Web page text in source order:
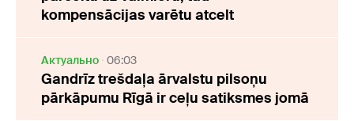
kompensācijas varētu atcelt
Актуально 06:03
Gandrīz trešdaļa ārvalstu pilsoņu
pārkāpumu Rīgā ir ceļu satiksmes jomā